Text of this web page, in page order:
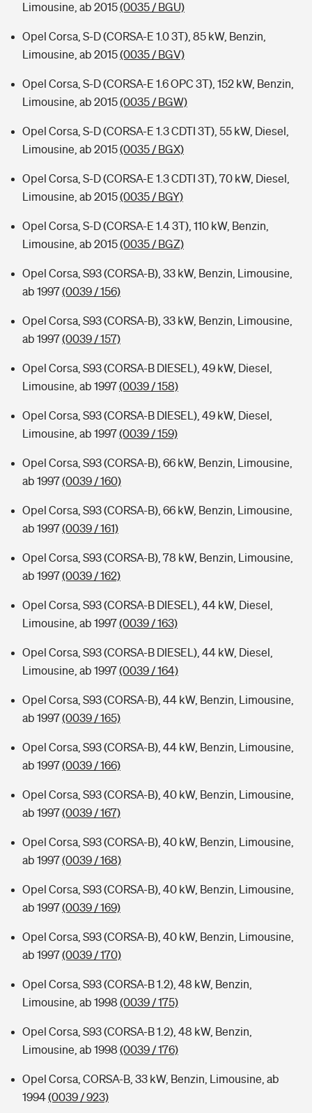
Limousine, ab 2015(0035 / BGU)
Opel Corsa, S-D (CORSA-E 1.0 3T), 85 kW, Benzin,
Limousine, ab 2015(0035 / BGV)
Opel Corsa, S-D (CORSA-E 1.6 OPC 3T), 152 kW, Benzin,
Limousine, ab 2015(0035 / BGW)
Opel Corsa, S-D (CORSA-E 1.3 CDTI 3T), 55 kW, Diesel,
Limousine, ab 2015(0035 / BGX)
Opel Corsa, S-D (CORSA-E 1.3 CDTI 3T), 70 kW, Diesel,
Limousine, ab 2015(0035 / BGY)
Opel Corsa, S-D (CORSA-E 1.4 3T), 110 kW, Benzin,
Limousine, ab 2015(0035 / BGZ)
Opel Corsa, S93 (CORSA-B), 33 kW, Benzin, Limousine,
ab 1997(0039 / 156)
Opel Corsa, S93 (CORSA-B), 33 kW, Benzin, Limousine,
ab 1997(0039 / 157)
Opel Corsa, S93 (CORSA-B DIESEL), 49 kW, Diesel,
Limousine, ab 1997(0039 / 158)
Opel Corsa, S93 (CORSA-B DIESEL), 49 kW, Diesel,
Limousine, ab 1997(0039 / 159)
Opel Corsa, S93 (CORSA-B), 66 kW, Benzin, Limousine,
ab 1997(0039 / 160)
Opel Corsa, S93 (CORSA-B), 66 kW, Benzin, Limousine,
ab 1997(0039 / 161)
Opel Corsa, S93 (CORSA-B), 78 kW, Benzin, Limousine,
ab 1997(0039 / 162)
Opel Corsa, S93 (CORSA-B DIESEL), 44 kW, Diesel,
Limousine, ab 1997(0039 / 163)
Opel Corsa, S93 (CORSA-B DIESEL), 44 kW, Diesel,
Limousine, ab 1997(0039 / 164)
Opel Corsa, S93 (CORSA-B), 44 kW, Benzin, Limousine,
ab 1997(0039 / 165)
Opel Corsa, S93 (CORSA-B), 44 kW, Benzin, Limousine,
ab 1997(0039 / 166)
Opel Corsa, S93 (CORSA-B), 40 kW, Benzin, Limousine,
ab 1997(0039 / 167)
Opel Corsa, S93 (CORSA-B), 40 kW, Benzin, Limousine,
ab 1997(0039 / 168)
Opel Corsa, S93 (CORSA-B), 40 kW, Benzin, Limousine,
ab 1997(0039 / 169)
Opel Corsa, S93 (CORSA-B), 40 kW, Benzin, Limousine,
ab 1997(0039 / 170)
Opel Corsa, S93 (CORSA-B 1.2), 48 kW, Benzin,
Limousine, ab 1998 (0039 / 175)
Opel Corsa, S93 (CORSA-B 1.2), 48 kW, Benzin,
Limousine, ab 1998 (0039 / 176)
Opel Corsa, CORSA-B, 33 kW, Benzin, Limousine, ab
1994(0039 / 923)